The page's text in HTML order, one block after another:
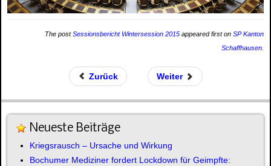
The postSessionsbericht Wintersession 2015 appeared first on SP Kanton
Schaffhausen
Zurück Weiter
Neueste Beiträge
Kriegsrausch – Ursache und Wirkung
Bochumer Mediziner fordert Lockdown für Geimpfte: